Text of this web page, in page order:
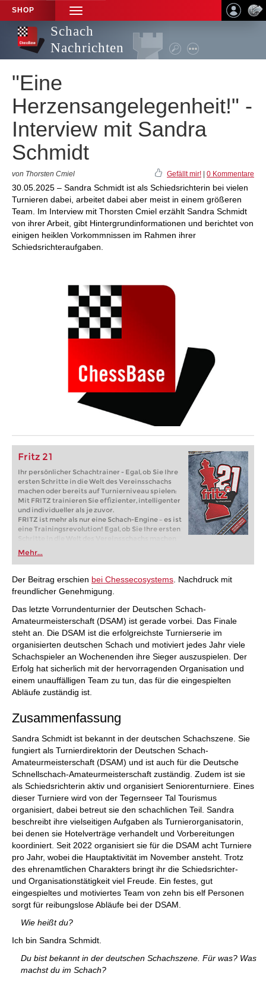
SHOP
TOGGLE
NAVIGATION
Schach
Nachrichten
"Eine
Herzensangelegenheit!" -
Interview mit Sandra
Schmidt
von Thorsten Cmiel Gefällt mir! 0 Kommentare
30.05.2025 – Sandra Schmidt ist als Schiedsrichterin bei vielen
Turnieren dabei, arbeitet dabei aber meist in einem größeren
Team. Im Interview mit Thorsten Cmiel erzählt Sandra Schmidt
von ihrer Arbeit, gibt Hintergrundinformationen und berichtet von
einigen heiklen Vorkommnissen im Rahmen ihrer
Schiedsrichteraufgaben.
Fritz 21
Ihr persönlicher Schachtrainer - Egal, ob Sie Ihre
ersten Schritte in die Welt des Vereinsschachs
machen oder bereits auf Turnierniveau spielen:
Mit FRITZ trainieren Sie effizienter, intelligenter
und individueller als je zuvor.
FRITZ ist mehr als nur eine Schach-Engine – es ist
eine Trainingsrevolution! Egal, ob Sie Ihre ersten
Schritte in die Welt des Vereinsschachs machen
oder bereits auf Turnierniveau spielen: Mit
FRITZ trainieren Sie effizienter, intelligenter und
individueller als je zuvor.
Mehr...
Der Beitrag erschien bei Chessecosystems . Nachdruck mit
freundlicher Genehmigung.
Das letzte Vorrundenturnier der Deutschen Schach-
Amateurmeisterschaft (DSAM) ist gerade vorbei. Das Finale
steht an. Die DSAM ist die erfolgreichste Turnierserie im
organisierten deutschen Schach und motiviert jedes Jahr viele
Schachspieler an Wochenenden ihre Sieger auszuspielen. Der
Erfolg hat sicherlich mit der hervorragenden Organisation und
einem unauffälligen Team zu tun, das für die eingespielten
Abläufe zuständig ist.
Zusammenfassung
Sandra Schmidt ist bekannt in der deutschen Schachszene. Sie
fungiert als Turnierdirektorin der Deutschen Schach-
Amateurmeisterschaft (DSAM) und ist auch für die Deutsche
Schnellschach-Amateurmeisterschaft zuständig. Zudem ist sie
als Schiedsrichterin aktiv und organisiert Seniorenturniere. Eines
dieser Turniere wird von der Tegernseer Tal Tourismus
organisiert, dabei betreut sie den schachlichen Teil. Sandra
beschreibt ihre vielseitigen Aufgaben als Turnierorganisatorin,
bei denen sie Hotelverträge verhandelt und Vorbereitungen
koordiniert. Seit 2022 organisiert sie für die DSAM acht Turniere
pro Jahr, wobei die Hauptaktivität im November ansteht. Trotz
des ehrenamtlichen Charakters bringt ihr die Schiedsrichter-
und Organisationstätigkeit viel Freude. Ein festes, gut
eingespieltes und motiviertes Team von zehn bis elf Personen
sorgt für reibungslose Abläufe bei der DSAM.
Wie heißt du?
Ich bin Sandra Schmidt.
Du bist bekannt in der deutschen Schachszene. Für was? Was
machst du im Schach?